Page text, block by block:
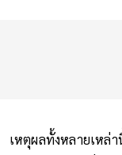
เหตุผลทั้งหลายเหล่